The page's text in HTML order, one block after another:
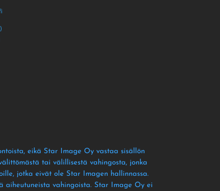
, eikä Star Image Oy vastaa sisällön
tai välillisestä vahingosta, jonka
, jotka eivät ole Star Imagen hallinnassa.
aiheutuneista vahingoista. Star Image Oy ei